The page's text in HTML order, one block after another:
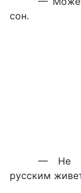
сон.
— Не
русским